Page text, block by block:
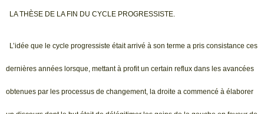
LA THÈSE DE LA FIN DU CYCLE PROGRESSISTE.
L’idée que le cycle progressiste était arrivé à son terme a pris consistance ces
dernières années lorsque, mettant à profit un certain reflux dans les avancées
obtenues par les processus de changement, la droite a commencé à élaborer